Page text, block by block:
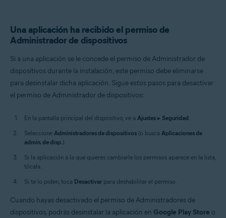
Una aplicación ha recibido el permiso de
Administrador de dispositivos
Si a una aplicación se le concede el permiso de Administrador de
dispositivos durante la instalación, este permiso debe eliminarse
para desinstalar dicha aplicación. Sigue estos pasos para desactivar
el permiso de Administrador de dispositivos:
En la pantalla principal del dispositivo, ve a Ajustes ▸ Seguridad.
Seleccione Administradores de dispositivos (o busca Aplicaciones de
admin. de disp.).
Si la aplicación a la que quieres cambiarle los permisos aparece en la lista,
tócala.
Si te lo piden, toca Desactivar para deshabilitar el permiso.
Cuando hayas desactivado el permiso de Administradores de
dispositivos, podrás desinstalar la aplicación en Google Play Store o